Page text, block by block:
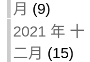
月 (9)
2021 年 十
二月 (15)